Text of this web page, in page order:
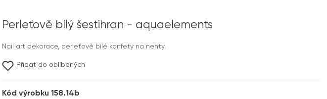
Perleťově bílý šestihran - aquaelements
Nail art dekorace, perleťově bílé konfety na nehty.
Přidat do oblíbených
Kód výrobku 158.14b